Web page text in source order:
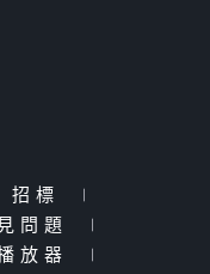
招標
|
問題
|
放器
|